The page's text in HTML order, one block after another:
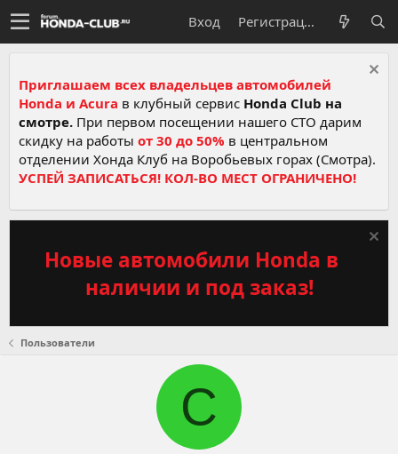
Вход Регистрация
Приглашаем всех владельцев автомобилей
Honda и Acura в клубный сервис Honda Club на
смотре. При первом посещении нашего СТО дарим
скидку на работы от 30 до 50% в центральном
отделении Хонда Клуб на Воробьевых горах (Смотра).
УСПЕЙ ЗАПИСАТЬСЯ! КОЛ-ВО МЕСТ ОГРАНИЧЕНО!
Новые автомобили Honda в
наличии и под заказ!
Пользователи
C